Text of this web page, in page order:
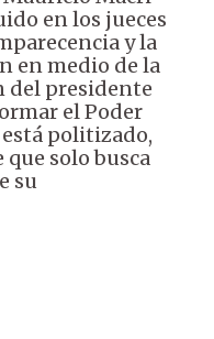
en los jueces
y la
en medio de la
del presidente
el Poder
politizado,
solo busca
su